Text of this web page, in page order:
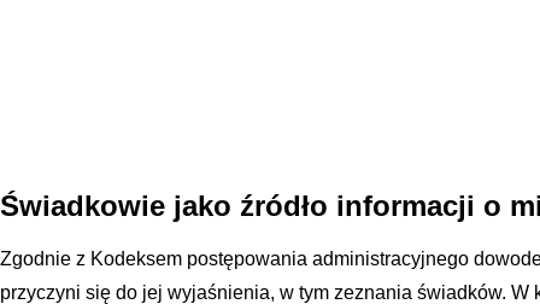
Świadkowie jako źródło informacji o
Zgodnie z Kodeksem postępowania administracyjnego
przyczyni się do jej wyjaśnienia, w tym zeznania świadków.